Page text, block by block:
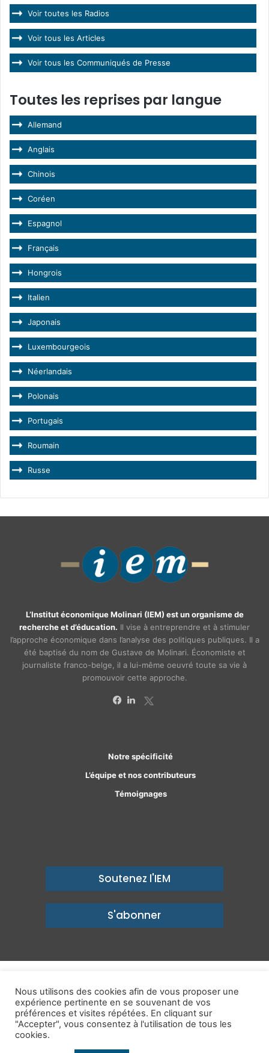
Voir toutes les Radios
Voir tous les Articles
Voir tous les Communiqués de Presse
Toutes les reprises par langue
Allemand
Anglais
Chinois
Coréen
Espagnol
Français
Hongrois
Italien
Japonais
Luxembourgeois
Néerlandais
Polonais
Portugais
Roumain
Russe
L’Institut économique Molinari (IEM) est un organisme de
recherche et d’éducation. Il vise à entreprendre et à stimuler
l’approche économique dans l’analyse des politiques publiques. Il a
été baptisé du nom de Gustave de Molinari. Économiste et
journaliste franco-belge, il a lui-même oeuvré toute sa vie à
promouvoir cette approche.
Notre spécificité
L’équipe et nos contributeurs
Témoignages
Soutenez l'IEM
S'abonner
un avenir prospère
Mentions légales-Politique de confidentialité-Contact
Publications
Nous utilisons des cookies afin de vous proposer une
expérience pertinente en se souvenant de vos
préférences et visites répétées. En cliquant sur
"Accepter", vous consentez à l'utilisation de tous les
cookies.